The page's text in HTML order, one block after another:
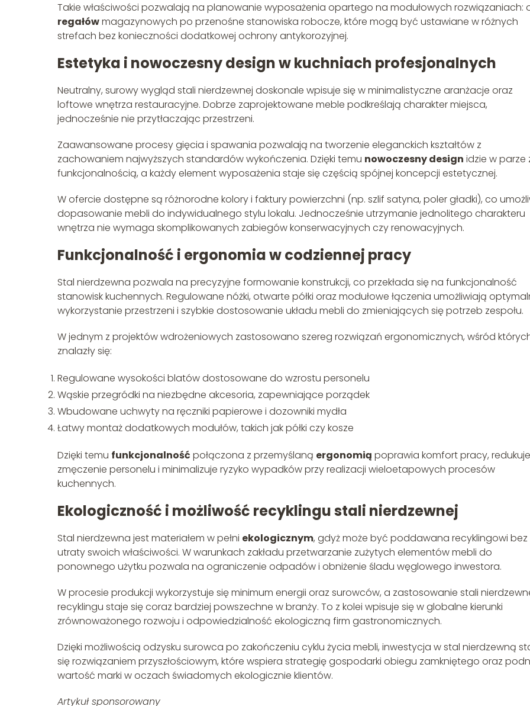
Takie właściwości pozwalają na planowanie wyposażenia opartego na modułowych rozwiązaniach:
regałówmagazynowych po przenośne stanowiska robocze, które mogą być ustawiane w różnych
strefach bez konieczności dodatkowej ochrony antykorozyjnej.
Estetyka i nowoczesny design w kuchniach profesjonalnych
Neutralny, surowy wygląd stali nierdzewnej doskonale wpisuje się w minimalistyczne aranżacje oraz
loftowe wnętrza restauracyjne. Dobrze zaprojektowane meble podkreślają charakter miejsca,
jednocześnie nie przytłaczając przestrzeni.
Zaawansowane procesy gięcia i spawania pozwalają na tworzenie eleganckich kształtów z
zachowaniem najwyższych standardów wykończenia. Dzięki temu nowoczesny design idzie w parze
funkcjonalnością, a każdy element wyposażenia staje się częścią spójnej koncepcji estetycznej.
W ofercie dostępne są różnorodne kolory i faktury powierzchni (np. szlif satyna, poler gładki), co
dopasowanie mebli do indywidualnego stylu lokalu. Jednocześnie utrzymanie jednolitego charakteru
wnętrza nie wymaga skomplikowanych zabiegów konserwacyjnych czy renowacyjnych.
Funkcjonalność i ergonomia w codziennej pracy
Stal nierdzewna pozwala na precyzyjne formowanie konstrukcji, co przekłada się na funkcjonalność
stanowisk kuchennych. Regulowane nóżki, otwarte półki oraz modułowe łączenia umożliwiają
wykorzystanie przestrzeni i szybkie dostosowanie układu mebli do zmieniających się potrzeb zespołu.
W jednym z projektów wdrożeniowych zastosowano szereg rozwiązań ergonomicznych, wśród
znalazły się:
Regulowane wysokości blatów dostosowane do wzrostu personelu
Wąskie przegródki na niezbędne akcesoria, zapewniające porządek
Wbudowane uchwyty na ręczniki papierowe i dozowniki mydła
Łatwy montaż dodatkowych modułów, takich jak półki czy kosze
Dzięki temu funkcjonalność połączona z przemyślaną ergonomią poprawia komfort pracy, redukuje
zmęczenie personelu i minimalizuje ryzyko wypadków przy realizacji wieloetapowych procesów
kuchennych.
Ekologiczność i możliwość recyklingu stali nierdzewnej
Stal nierdzewna jest materiałem w pełni ekologicznym, gdyż może być poddawana recyklingowi bez
utraty swoich właściwości. W warunkach zakładu przetwarzanie zużytych elementów mebli do
ponownego użytku pozwala na ograniczenie odpadów i obniżenie śladu węglowego inwestora.
W procesie produkcji wykorzystuje się minimum energii oraz surowców, a zastosowanie stali
recyklingu staje się coraz bardziej powszechne w branży. To z kolei wpisuje się w globalne kierunki
zrównoważonego rozwoju i odpowiedzialność ekologiczną firm gastronomicznych.
Dzięki możliwością odzysku surowca po zakończeniu cyklu życia mebli, inwestycja w stal nierdzewną
się rozwiązaniem przyszłościowym, które wspiera strategię gospodarki obiegu zamkniętego oraz
wartość marki w oczach świadomych ekologicznie klientów.
Artykuł sponsorowany